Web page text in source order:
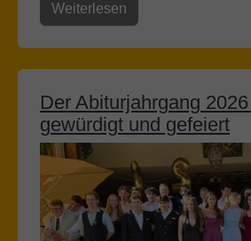
Weiterlesen
Der Abiturjahrgang
gewürdigt und gefeiert